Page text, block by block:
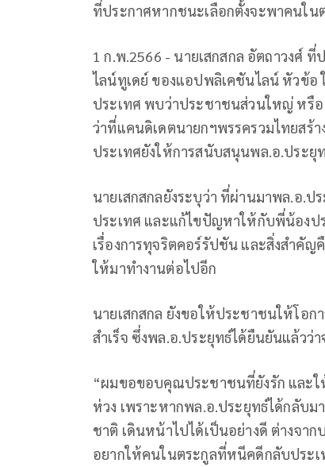
ที่ประกาศหากชนะเลือกตั้งจะพาคนใน
1 ก.พ.2566 - นายเสกสกล อัตถาวงศ์
ไลน์ทูเดย์ ของแอปพลิเคชันไลน์ หัวข้อ
ประเทศ พบว่าประชาชนส่วนใหญ่ หรื
ว่าที่แคนดิเดตนายกฯพรรครวมไทยสร้
ประเทศยังให้การสนับสนุนพล.อ.ประ
นายเสกสกลยังระบุว่า ที่ผ่านมาพล.อ.
ประเทศ และแก้ไขปัญหาให้กับพี่น้องป
เรื่องการทุจริตคอร์รัปชัน และสิ่งสำคัญ
ให้มาทำงานต่อไปอีก
นายเสกสกล ยังขอให้ประชาชนให้โอ
สำเร็จ ซึ่งพล.อ.ประยุทธ์ได้ยืนยันแล้ว
“ผมขอขอบคุณประชาชนที่ยังรัก และ
ห่วง เพราะหากพล.อ.ประยุทธ์ได้กลับ
ชาติ เดินหน้าไปได้เป็นอย่างดี ต่างจาก
อยากให้คนในตระกูลที่หนีคดีกลับประเ